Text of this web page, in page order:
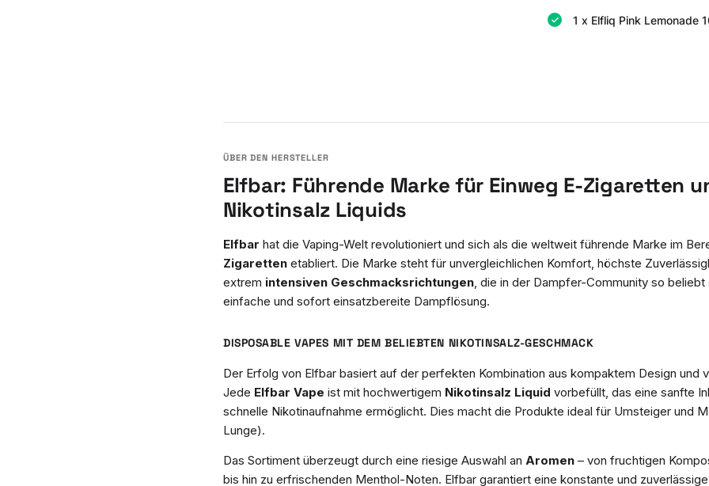
1 x Elfliq Pink Lemonade
Elfbar: Führende Marke für Einweg E-Zigaretten
Nikotinsalz Liquids
Elfbar hat die Vaping-Welt revolutioniert und sich als die weltweit führende Marke im
Zigaretten etabliert. Die Marke steht für unvergleichlichen Komfort, höchste
extrem intensiven Geschmacksrichtungen , die in der Dampfer-Community so
einfache und sofort einsatzbereite Dampflösung.
DISPOSABLE VAPES MIT DEM BELIEBTEN NIKOTINSALZ-GESCHMACK
Der Erfolg von Elfbar basiert auf der perfekten Kombination aus kompaktem Design und
Jede Elfbar Vape ist mit hochwertigem Nikotinsalz Liquid vorbefüllt, das eine sanfte
schnelle Nikotinaufnahme ermöglicht. Dies macht die Produkte ideal für Umsteiger und
Lunge).
Das Sortiment überzeugt durch eine riesige Auswahl an Aromen – von fruchtigen
bis hin zu erfrischenden Menthol-Noten. Elfbar garantiert eine konstante und